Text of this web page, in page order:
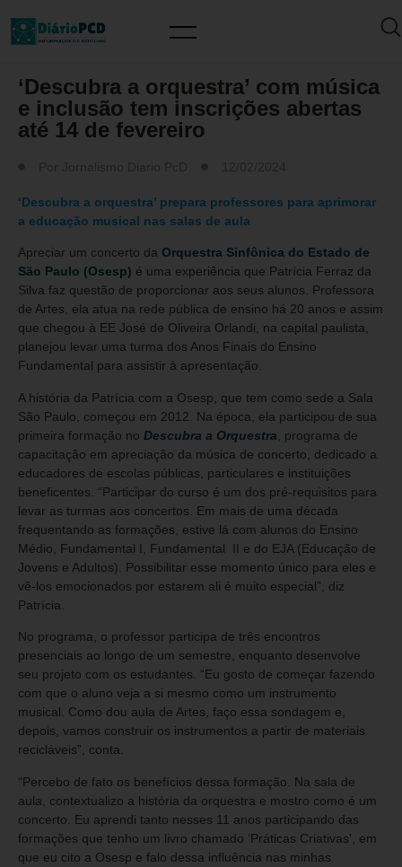
‘Descubra a orquestra’ com música
e inclusão tem inscrições abertas
até 14 de fevereiro
‘Descubra a orquestra’ prepara professores para aprimorar
a educação musical nas salas de aula
Apreciar um concerto da Orquestra Sinfônica do Estado de
São Paulo (Osesp) é uma experiência que Patrícia Ferraz da
Silva faz questão de proporcionar aos seus alunos. Professora
de Artes, ela atua na rede pública de ensino há 20 anos e assim
que chegou à EE José de Oliveira Orlandi, na capital paulista,
planejou levar uma turma dos Anos Finais do Ensino
Fundamental para assistir à apresentação.
A história da Patrícia com a Osesp, que tem como sede a Sala
São Paulo, começou em 2012. Na época, ela participou de sua
primeira formação no Descubra a Orquestra , programa de
capacitação em apreciação da música de concerto, dedicado a
educadores de escolas públicas, particulares e instituições
beneficentes. “Participar do curso é um dos pré-requisitos para
levar as turmas aos concertos. Em mais de uma década
frequentando as formações, estive lá com alunos do Ensino
Médio, Fundamental I, Fundamental II e do EJA (Educação de
Jovens e Adultos). Possibilitar esse momento único para eles e
vê-los emocionados por estarem ali é muito especial”, diz
Patrícia.
No programa, o professor participa de três encontros
presenciais ao longo de um semestre, enquanto desenvolve
seu projeto com os estudantes. “Eu gosto de começar fazendo
com que o aluno veja a si mesmo como um instrumento
musical. Como dou aula de Artes, faço essa sondagem e,
depois, vamos construir os instrumentos a partir de materiais
recicláveis”, conta.
“Percebo de fato os benefícios dessa formação. Na sala de
aula, contextualizo a história da orquestra e mostro como é um
concerto. Eu aprendi tanto nesses 11 anos participando das
formações que tenho um livro chamado ‘Práticas Criativas’, em
que eu cito a Osesp e falo dessa influência nas minhas